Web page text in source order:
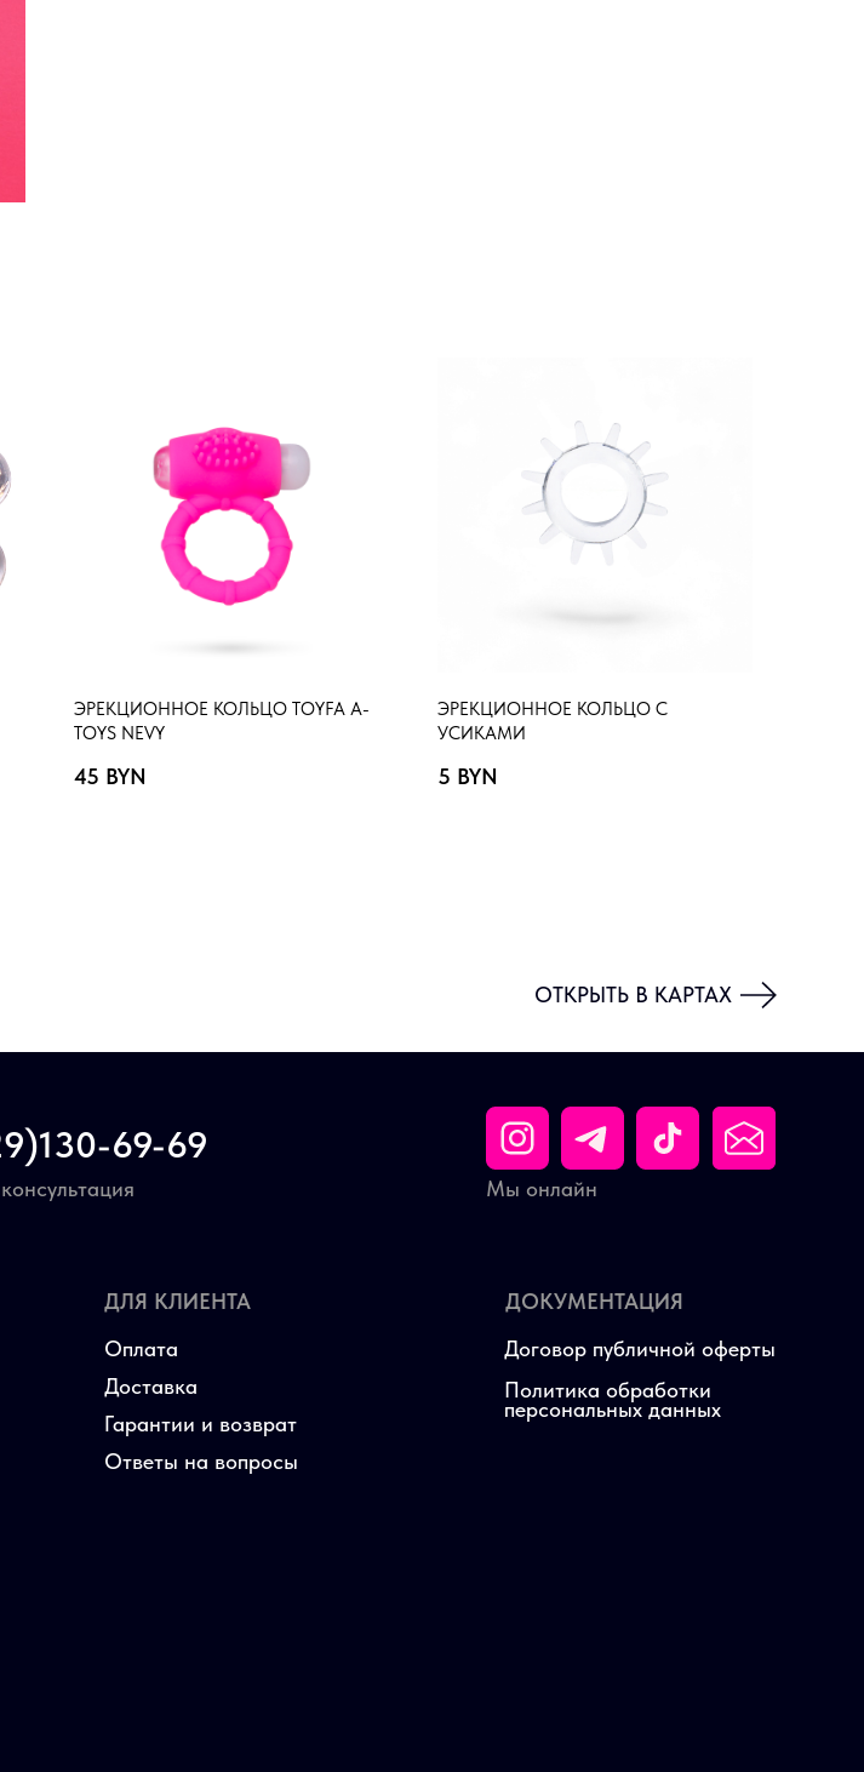
ЭРЕКЦИОННОЕ КОЛЬЦО TOYFA A-
TOYS NEVY
45 BYN
ЭРЕКЦИОННОЕ КОЛЬЦО С
УСИКАМИ
5 BYN
ОТКРЫТЬ В КАРТАХ
Договор публичной оферты
Политика обработки
персональных данных
ДОКУМЕНТАЦИЯ
Мы онлайн
69-69
Оплата
Гарантии и возврат
Ответы на вопросы
ДЛЯ КЛИЕНТА
Доставка